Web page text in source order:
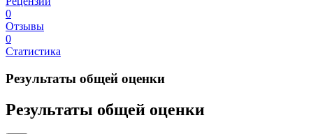
0
Отзывы
0
Статистика
Результаты общей оценки
Результаты общей оценки